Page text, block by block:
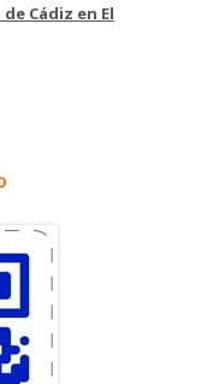
Cádiz en El